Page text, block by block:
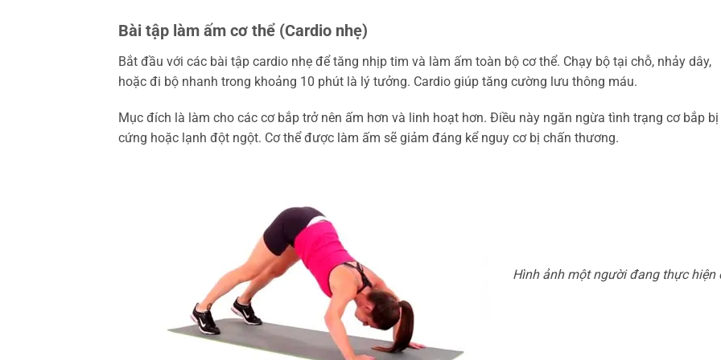
Bài tập làm ấm cơ thể (Cardio nhẹ)
Bắt đầu với các bài tập cardio nhẹ để tăng nhịp tim và làm ấm toàn bộ cơ thể. Chạy bộ tại chỗ, nhảy dây,
hoặc đi bộ nhanh trong khoảng 10 phút là lý tưởng. Cardio giúp tăng cường lưu thông máu.
Mục đích là làm cho các cơ bắp trở nên ấm hơn và linh hoạt hơn. Điều này ngăn ngừa tình trạng cơ bắp bị
cứng hoặc lạnh đột ngột. Cơ thể được làm ấm sẽ giảm đáng kể nguy cơ bị chấn thương.
Hình ảnh một người đang thực hiện